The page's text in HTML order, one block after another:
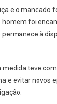
e o mandado
homem foi
permanece à
medida teve
e evitar novos